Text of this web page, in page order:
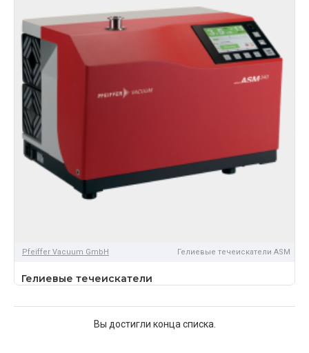
Pfeiffer Vacuum GmbH Гелиевые течеискатели ASM
Гелиевые течеискатели
Вы достигли конца списка.